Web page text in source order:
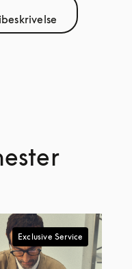
Link Opens in New Tab
Exclusive Service